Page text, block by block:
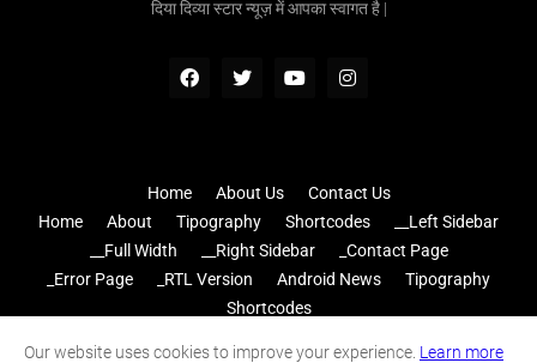
दिया दिव्या स्टार न्यूज़ में आपका स्वागत है |
Home About Us
Contact Us
Home
About Tipography Shortcodes
__Left Sidebar
__Full Width
__Right Sidebar
_Contact Page
_Error Page
_RTL Version Android News
Tipography
Shortcodes
Our website uses cookies to improve your experience. Learn more